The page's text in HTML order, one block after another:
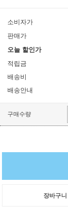
소비자가
판매가
오늘 할인가
적립금
배송비
배송안내
구매수량
장바구니